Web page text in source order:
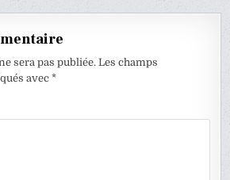
sera pas publiée. Les champs
avec*